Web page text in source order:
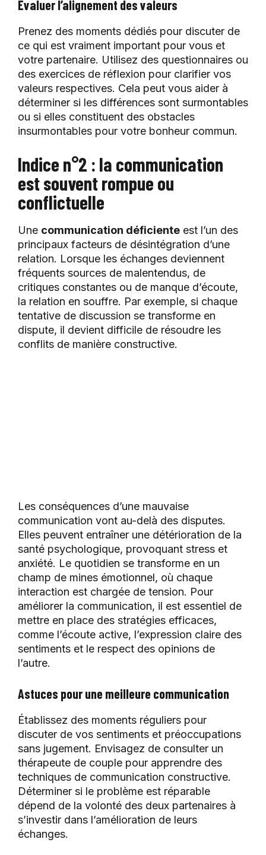
Évaluer l’alignement des valeurs
Prenez des moments dédiés pour discuter de
ce qui est vraiment important pour vous et
votre partenaire. Utilisez des questionnaires ou
des exercices de réflexion pour clarifier vos
valeurs respectives. Cela peut vous aider à
déterminer si les différences sont surmontables
ou si elles constituent des obstacles
insurmontables pour votre bonheur commun.
Indice n°2 : la communication
est souvent rompue ou
conflictuelle
Une communication déficiente est l’un des
principaux facteurs de désintégration d’une
relation. Lorsque les échanges deviennent
fréquents sources de malentendus, de
critiques constantes ou de manque d’écoute,
la relation en souffre. Par exemple, si chaque
tentative de discussion se transforme en
dispute, il devient difficile de résoudre les
conflits de manière constructive.
Les conséquences d’une mauvaise
communication vont au-delà des disputes.
Elles peuvent entraîner une détérioration de la
santé psychologique, provoquant stress et
anxiété. Le quotidien se transforme en un
champ de mines émotionnel, où chaque
interaction est chargée de tension. Pour
améliorer la communication, il est essentiel de
mettre en place des stratégies efficaces,
comme l’écoute active, l’expression claire des
sentiments et le respect des opinions de
l’autre.
Astuces pour une meilleure communication
Établissez des moments réguliers pour
discuter de vos sentiments et préoccupations
sans jugement. Envisagez de consulter un
thérapeute de couple pour apprendre des
techniques de communication constructive.
Déterminer si le problème est réparable
dépend de la volonté des deux partenaires à
s’investir dans l’amélioration de leurs
échanges.